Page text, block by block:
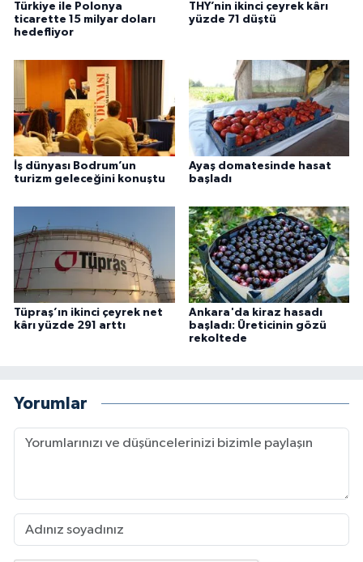
Türkiye ile Polonya
ticarette 15 milyar doları
hedefliyor
THY’nin ikinci çeyrek kârı
yüzde 71 düştü
İş dünyası Bodrum’un
turizm geleceğini konuştu
Ayaş domatesinde hasat
başladı
Tüpraş’ın ikinci çeyrek net
kârı yüzde 291 arttı
Ankara'da kiraz hasadı
başladı: Üreticinin gözü
rekoltede
Yorumlar